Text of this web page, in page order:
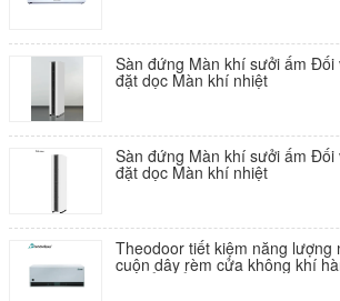
Sàn đứng Màn khí sưởi ấm
đặt dọc Màn khí nhiệt
Sàn đứng Màn khí sưởi ấm
đặt dọc Màn khí nhiệt
Theodoor tiết kiệm năng lượng
cuộn dây rèm cửa không khí